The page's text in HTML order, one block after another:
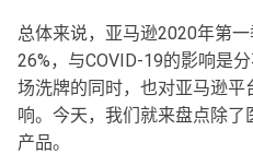
总体来说，亚马逊2020年第
26%，与COVID-19的影响是
场洗牌的同时，也对亚马逊
响。今天，我们就来盘点除
产品。